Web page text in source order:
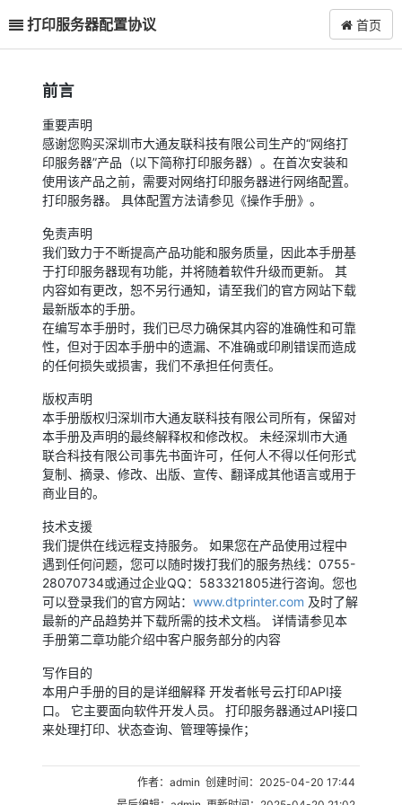
打印服务器配置协议 首页
前言
重要声明
感谢您购买深圳市大通友联科技有限公司生产的“网络打
印服务器”产品（以下简称打印服务器）。在首次安装和
使用该产品之前，需要对网络打印服务器进行网络配置。
打印服务器。 具体配置方法请参见《操作手册》。
免责声明
我们致力于不断提高产品功能和服务质量，因此本手册基
于打印服务器现有功能，并将随着软件升级而更新。 其
内容如有更改，恕不另行通知，请至我们的官方网站下载
最新版本的手册。
在编写本手册时，我们已尽力确保其内容的准确性和可靠
性，但对于因本手册中的遗漏、不准确或印刷错误而造成
的任何损失或损害，我们不承担任何责任。
版权声明
本手册版权归深圳市大通友联科技有限公司所有，保留对
本手册及声明的最终解释权和修改权。 未经深圳市大通
联合科技有限公司事先书面许可，任何人不得以任何形式
复制、摘录、修改、出版、宣传、翻译成其他语言或用于
商业目的。
技术支援
我们提供在线远程支持服务。 如果您在产品使用过程中
遇到任何问题，您可以随时拨打我们的服务热线：0755-
28070734或通过企业QQ：583321805进行咨询。您也
可以登录我们的官方网站：www.dtprinter.com 及时了解
最新的产品趋势并下载所需的技术文档。 详情请参见本
手册第二章功能介绍中客户服务部分的内容
写作目的
本用户手册的目的是详细解释 开发者帐号云打印API接
口。 它主要面向软件开发人员。 打印服务器通过API接口
来处理打印、状态查询、管理等操作；
作者：admin 创建时间：2025-04-20 17:44